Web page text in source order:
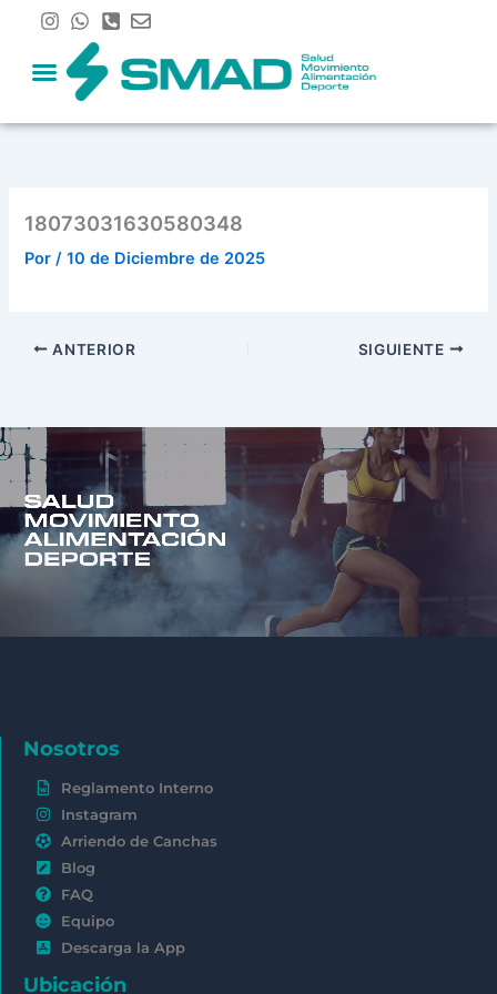
contenido
18073031630580348
Por/10 de Diciembre de 2025
ANTERIOR SIGUIENTE
Nosotros
Reglamento Interno
Instagram
Arriendo de Canchas
Blog
FAQ
Equipo
Descarga la App
Ubicación